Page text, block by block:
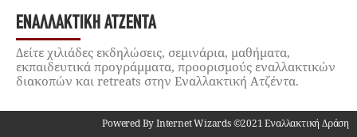
ΕΝΑΛΛΑΚΤΙΚΉ ΑΤΖΈΝΤΑ
Δείτε χιλιάδες εκδηλώσεις, σεμινάρια, μαθήματα,
εκπαιδευτικά προγράμματα, προορισμούς εναλλακτικών
διακοπών και retreats στην Εναλλακτική Ατζέντα.
Powered By Internet Wizards ©2021 Εναλλακτική Δράση